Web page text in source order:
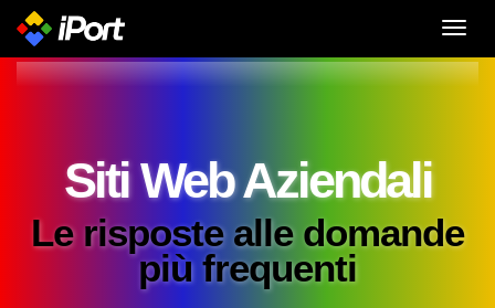
Siti Web Aziendali
Le risposte alle domande
più frequenti